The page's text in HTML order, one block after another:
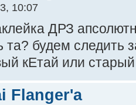
10:07
ДРЗ
та? будем следить
кЕтай или
Flanger'a